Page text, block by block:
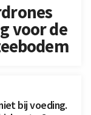
voor de
bij voeding.